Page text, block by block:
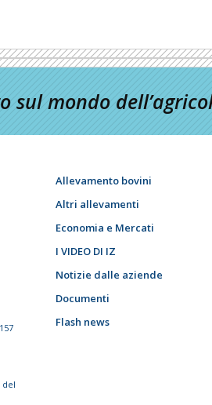
sul mondo
del
Allevamento bovini
Altri allevamenti
Economia e Mercati
I VIDEO DI IZ
Notizie dalle aziende
Documenti
Flash news